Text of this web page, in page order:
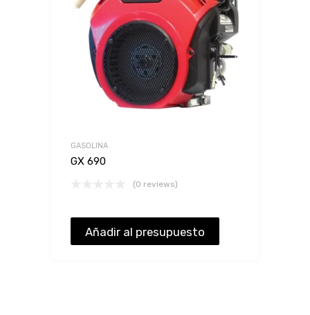
GASOLINA
GX 690
(0 reviews)
Añadir al presupuesto